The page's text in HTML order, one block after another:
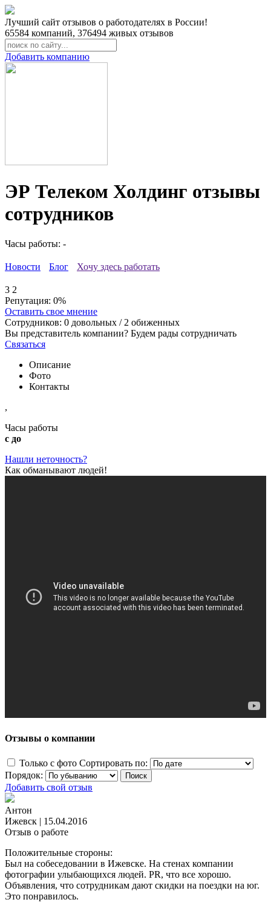
Лучший сайт отзывов о работодателях в России!
65584 компаний, 376494 живых отзывов
Добавить компанию
ЭР Телеком Холдинг отзывы
сотрудников
Часы работы: -
Новости Блог Хочу здесь работать
3 2
Репутация: 0%
Оставить свое мнение
Сотрудников: 0 довольных / 2 обиженных
Вы представитель компании? Будем рады сотрудничать
Связаться
Описание
Фото
Контакты
,
Часы работы
с до
Нашли неточность?
Как обманывают людей!
Отзывы о компании
Только с фото Сортировать по:
Порядок:
Добавить свой отзыв
Антон
Ижевск | 15.04.2016
Отзыв о работе
Положительные стороны:
Был на собеседовании в Ижевске. На стенах компании
фотографии улыбающихся людей. PR, что все хорошо.
Объявления, что сотрудникам дают скидки на поездки на юг.
Это понравилось.